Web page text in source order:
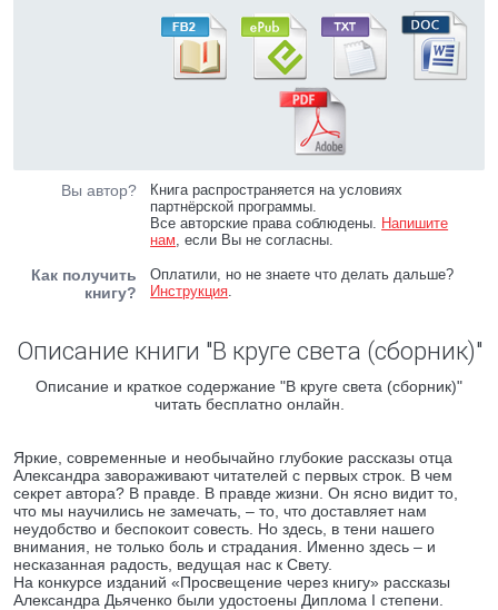
Вы автор?
Книга распространяется на условиях
партнёрской программы.
Все авторские права соблюдены. Напишите
нам, если Вы не согласны.
Как получить
книгу?
Оплатили, но не знаете что делать дальше?
Инструкция.
Описание книги "В круге света (сборник)"
Описание и краткое содержание "В круге света (сборник)"
читать бесплатно онлайн.
Яркие, современные и необычайно глубокие рассказы отца
Александра завораживают читателей с первых строк. В чем
секрет автора? В правде. В правде жизни. Он ясно видит то,
что мы научились не замечать, – то, что доставляет нам
неудобство и беспокоит совесть. Но здесь, в тени нашего
внимания, не только боль и страдания. Именно здесь – и
несказанная радость, ведущая нас к Свету.
На конкурсе изданий «Просвещение через книгу» рассказы
Александра Дьяченко были удостоены Диплома I степени.